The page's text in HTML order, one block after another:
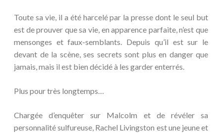
Toute sa vie, il a été harcelé par la presse dont le seul but
est de prouver que sa vie, en apparence parfaite, n’est que
mensonges et faux-semblants. Depuis qu’il est sur le
devant de la scène, ses secrets sont plus en danger que
jamais, mais il est bien décidé à les garder enterrés.
Plus pour très longtemps…
Chargée d’enquêter sur Malcolm et de révéler sa
personnalité sulfureuse, Rachel Livingston est une jeune et